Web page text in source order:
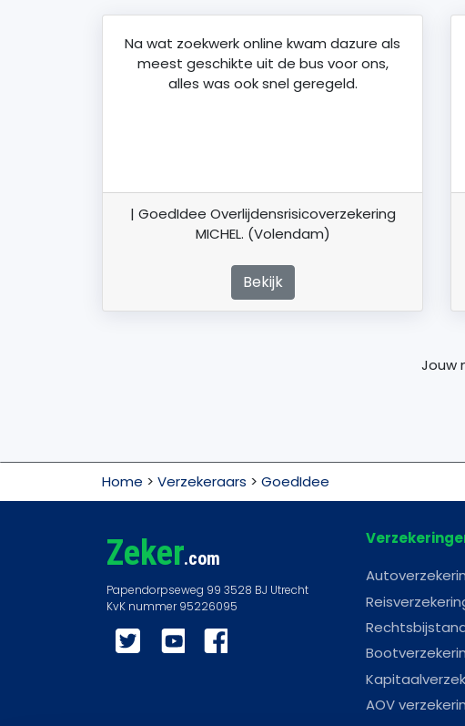
Na wat zoekwerk online kwam dazure als
meest geschikte uit de bus voor ons,
alles was ook snel geregeld.
| GoedIdee Overlijdensrisicoverzekering
MICHEL. (Volendam)
Bekijk
Jouw
Home > Verzekeraars > GoedIdee
Zeker.com
Twitter YouTube
AOV